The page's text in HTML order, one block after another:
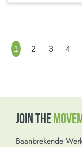
1 2 3 4
JOIN THE
Baanbrekende